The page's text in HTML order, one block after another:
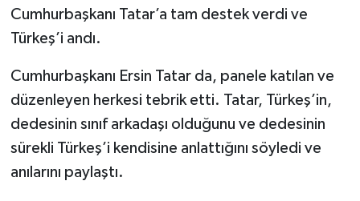
Cumhurbaşkanı Tatar’a tam destek verdi ve
Türkeş’i andı.
Cumhurbaşkanı Ersin Tatar da, panele katılan ve
düzenleyen herkesi tebrik etti. Tatar, Türkeş’in,
dedesinin sınıf arkadaşı olduğunu ve dedesinin
sürekli Türkeş’i kendisine anlattığını söyledi ve
anılarını paylaştı.